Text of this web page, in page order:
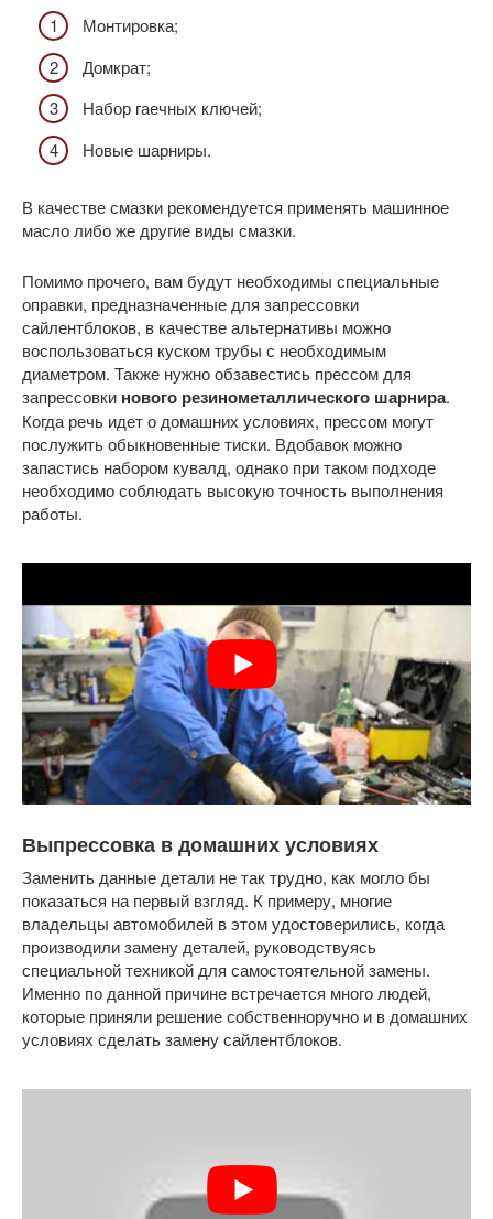
Монтировка;
Домкрат;
Набор гаечных ключей;
Новые шарниры.
В качестве смазки рекомендуется применять машинное
масло либо же другие виды смазки.
Помимо прочего, вам будут необходимы специальные
оправки, предназначенные для запрессовки
сайлентблоков, в качестве альтернативы можно
воспользоваться куском трубы с необходимым
диаметром. Также нужно обзавестись прессом для
запрессовки нового резинометаллического шарнира.
Когда речь идет о домашних условиях, прессом могут
послужить обыкновенные тиски. Вдобавок можно
запастись набором кувалд, однако при таком подходе
необходимо соблюдать высокую точность выполнения
работы.
Выпрессовка в домашних условиях
Заменить данные детали не так трудно, как могло бы
показаться на первый взгляд. К примеру, многие
владельцы автомобилей в этом удостоверились, когда
производили замену деталей, руководствуясь
специальной техникой для самостоятельной замены.
Именно по данной причине встречается много людей,
которые приняли решение собственноручно и в домашних
условиях сделать замену сайлентблоков.